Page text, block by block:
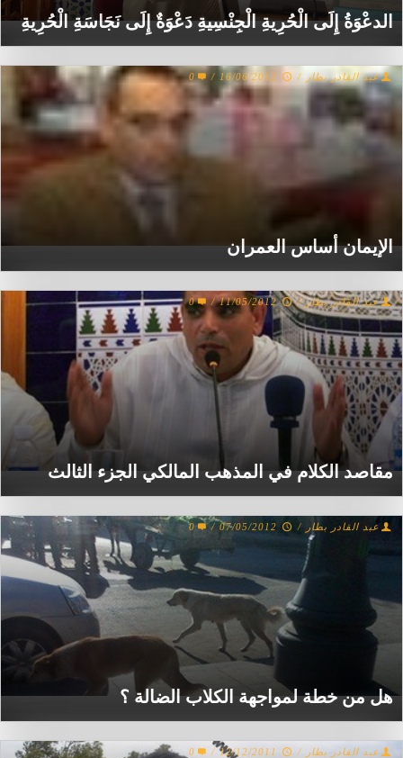
الدعْوَةُ إِلَى الْحُرِيةِ الْجِنْسِيةِ دَعْوَةٌ إِلَى نَجَاسَةِ الْحُرِيةِ
الإيمان أساس العمران
عبد القادر بطار /
16/06/2012
/
0
مقاصد الكلام في المذهب المالكي الجزء الثالث
عبد القادر بطار /
11/05/2012
/
0
هل من خطة لمواجهة الكلاب الضالة ؟
عبد القادر بطار /
07/05/2012
/
0
عبد القادر بطار /
12/12/2011
/
0